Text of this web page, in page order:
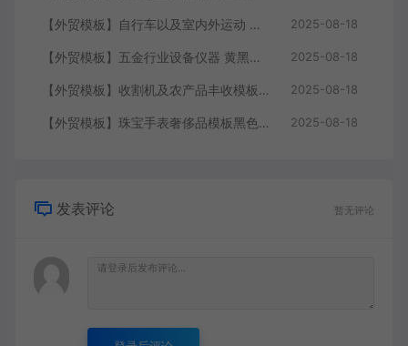
【外贸模板】自行车以及室内外运动 黑灰 响应式模板静态html文件 2025-08-18
【外贸模板】五金行业设备仪器 黄黑款 响应式模板静态html文件 2025-08-18
【外贸模板】收割机及农产品丰收模板 绿色 响应式模板静态html文件 2025-08-18
【外贸模板】珠宝手表奢侈品模板黑色 响应式模板静态html文件 2025-08-18
发表评论 暂无评论